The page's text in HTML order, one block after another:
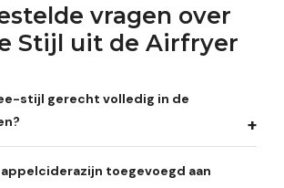
vragen over
Stijl uit de Airfryer
stijl gerecht volledig in de
toegevoegd aan